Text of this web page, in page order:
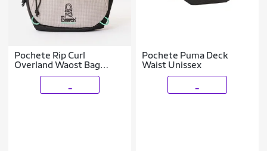
Pochete Rip Curl
Overland Waost Bag
Search WT26
Pochete Puma Deck
Waist Unissex